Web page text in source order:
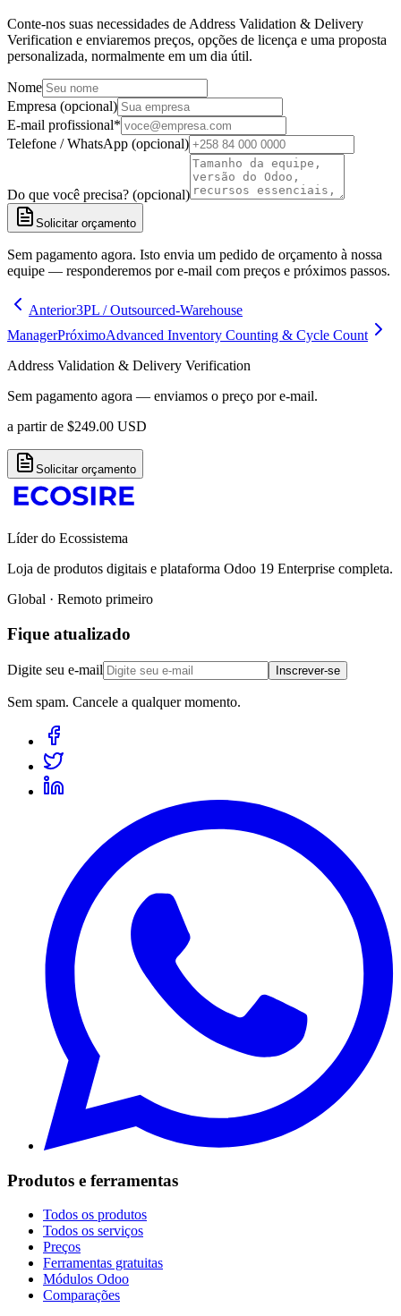
Conte-nos suas necessidades de Address Validation & Delivery
Verification e enviaremos preços, opções de licença e uma proposta
personalizada, normalmente em um dia útil.
Nome
Empresa (opcional)
E-mail profissional*
Telefone / WhatsApp (opcional)
Do que você precisa? (opcional)
Solicitar orçamento
Sem pagamento agora. Isto envia um pedido de orçamento à nossa
equipe — responderemos por e-mail com preços e próximos passos.
Anterior3PL / Outsourced-Warehouse
ManagerPróximoAdvanced Inventory Counting & Cycle Count
Address Validation & Delivery Verification
Sem pagamento agora — enviamos o preço por e-mail.
a partir de $249.00 USD
Solicitar orçamento
Líder do Ecossistema
Loja de produtos digitais e plataforma Odoo 19 Enterprise completa.
Global · Remoto primeiro
Fique atualizado
Digite seu e-mail Inscrever-se
Sem spam. Cancele a qualquer momento.
Produtos e ferramentas
Todos os produtos
Todos os serviços
Preços
Ferramentas gratuitas
Módulos Odoo
Comparações